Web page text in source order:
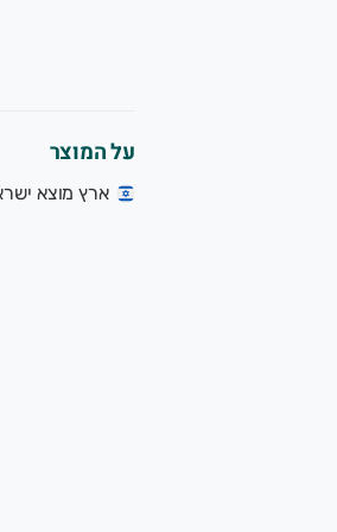
על המוצר
ארץ מוצא